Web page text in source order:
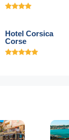
Hotel Corsica
Corse